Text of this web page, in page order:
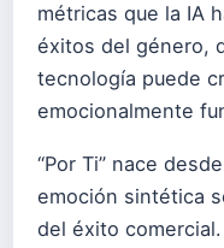
métricas que la IA
éxitos del género,
tecnología puede
emocionalmente
“Por Ti” nace
emoción sintética
del éxito